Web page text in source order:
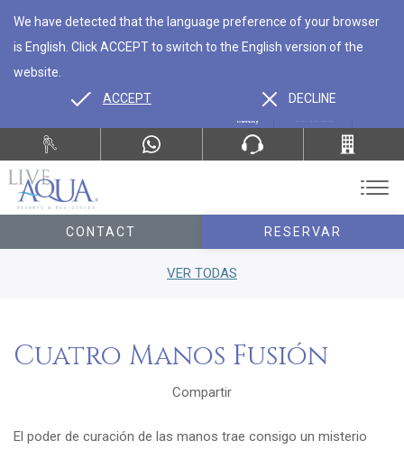
CONTACT RESERVAR
We have detected that the language preference of your browser
is English. Click ACCEPT to switch to the English version of the
website.
ACCEPT
DECLINE
VER TODAS
Cuatro Manos Fusión
Compartir
El poder de curación de las manos trae consigo un misterio